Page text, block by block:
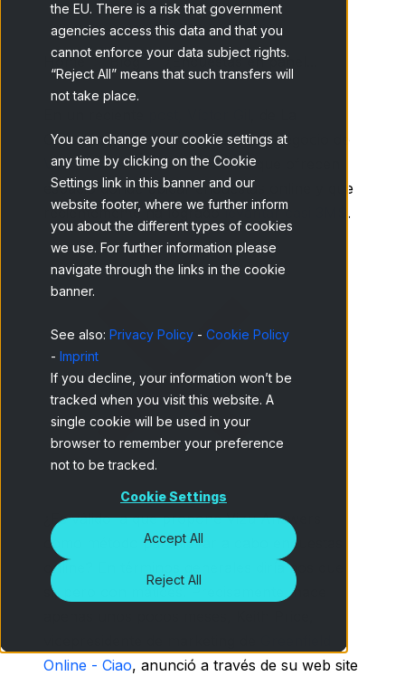
the EU. There is a risk that government
agencies access this data and that you
cannot enforce your data subject rights.
“Reject All” means that such transfers will
not take place.
You can change your cookie settings at
any time by clicking on the Cookie
Settings link in this banner and our
website footer, where we further inform
you about the different types of cookies
we use. For further information please
navigate through the links in the cookie
banner.
See also: Privacy Policy - Cookie Policy
- Imprint
If you decline, your information won’t be
tracked when you visit this website. A
single cookie will be used in your
browser to remember your preference
not to be tracked.
Cookie Settings
Accept All
Reject All
Home Blog ¿Encuestas en panel...
Coctelera, comenta el modelo de negocio de
Vizu Answersuna red de sites que ofrecen
espacio donde ubicar encuestas online y que
recientemente ha logradolevantar casi 3M$ .
¿Es válido la que propone Vizu Answers
como método para llevar a cabo encuestas
online? En términos generales diríamos que
sí, pero con matices. Precisamente, hace
Online - Ciao, anunció a través de su web site